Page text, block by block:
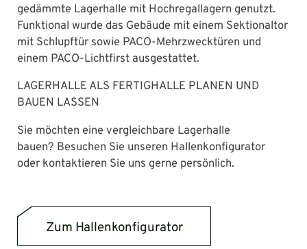
gedämmte Lagerhalle mit Hochregallagern genutzt.
Funktional wurde das Gebäude mit einem Sektionaltor
mit Schlupftür sowie PACO-Mehrzwecktüren und
einem PACO-Lichtfirst ausgestattet.
LAGERHALLE ALS FERTIGHALLE PLANEN UND
BAUEN LASSEN
Sie möchten eine vergleichbare Lagerhalle
bauen? Besuchen Sie unseren Hallenkonfigurator
oder kontaktieren Sie uns gerne persönlich.
Zum Hallenkonfigurator